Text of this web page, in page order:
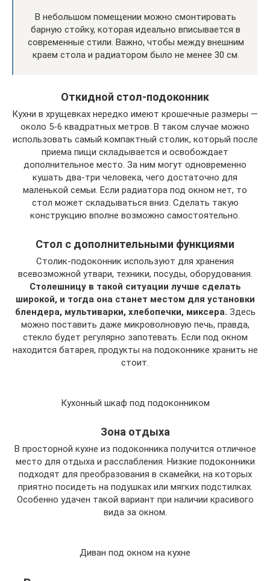
В небольшом помещении можно смонтировать
барную стойку, которая идеально вписывается в
современные стили. Важно, чтобы между внешним
краем стола и радиатором было не менее 30 см.
Откидной стол-подоконник
Кухни в хрущевках нередко имеют крошечные размеры —
около 5-6 квадратных метров. В таком случае можно
использовать самый компактный столик, который после
приема пищи складывается и освобождает
дополнительное место. За ним могут одновременно
кушать два-три человека, чего достаточно для
маленькой семьи. Если радиатора под окном нет, то
стол может складываться вниз. Сделать такую
конструкцию вполне возможно самостоятельно.
Стол с дополнительными функциями
Столик-подоконник используют для хранения
всевозможной утвари, техники, посуды, оборудования.
Столешницу в такой ситуации лучше сделать
широкой, и тогда она станет местом для установки
блендера, мультиварки, хлебопечки, миксера. Здесь
можно поставить даже микроволновую печь, правда,
стекло будет регулярно запотевать. Если под окном
находится батарея, продукты на подоконнике хранить не
стоит.
Кухонный шкаф под подоконником
Зона отдыха
В просторной кухне из подоконника получится отличное
место для отдыха и расслабления. Низкие подоконники
подходят для преобразования в скамейки, на которых
приятно посидеть на подушках или мягких подстилках.
Особенно удачен такой вариант при наличии красивого
вида за окном.
Диван под окном на кухне